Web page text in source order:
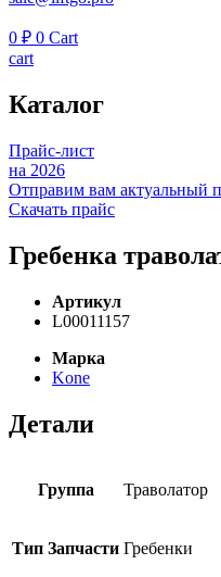
0 ₽ 0 Cart
cart
Каталог
Прайс-лист
на 2026
Отправим вам актуальный
Скачать прайс
Гребенка
Артикул
L00011157
Марка
Kone
Детали
Группа Траволатор
Тип Запчасти Гребенки